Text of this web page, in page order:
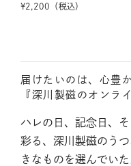
¥2,200 （税込）
届けたいのは、心豊
『深川製磁のオンラ
ハレの日、記念日、
彩る、深川製磁のう
きなものを選んでい